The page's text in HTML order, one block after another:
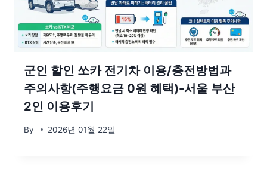
군인 할인 쏘카 전기차 이용/충전방법과
주의사항(주행요금 0원 혜택)-서울 부산
2인 이용후기
By 2026년 01월 22일